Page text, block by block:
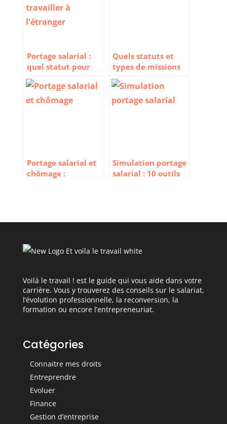
Portage salarial :
quel statut pour
travailler à
l’étranger ?
Quels statuts et
types de missions
définissent le
portage salarial ?
Portage salarial et
chômage :
Simulation portage
salarial : 10 outils
Voilà le travail ! est le guide qui vous aide dans votre
carrière. Vous y trouverez des conseils sur le salariat,
l’évolution professionnelle, la reconversion, la
formation ou encore l’entrepreneuriat.
Catégories
Connaitre mes droits
Entreprendre
Evoluer
Finance
Gestion d’entreprise